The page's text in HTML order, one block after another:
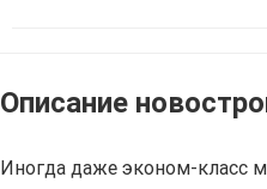
Описание
Иногда даже эконом-класс